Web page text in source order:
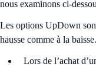
nous examinons ci-
Les options UpDown
hausse comme à la baisse.
Lors de l’achat